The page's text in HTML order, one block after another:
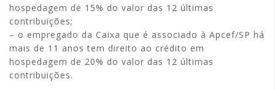
hospedagem de 15% do valor das 12 últimas
contribuições;
– o empregado da Caixa que é associado à Apcef/SP há
mais de 11 anos tem direito ao crédito em
hospedagem de 20% do valor das 12 últimas
contribuições.